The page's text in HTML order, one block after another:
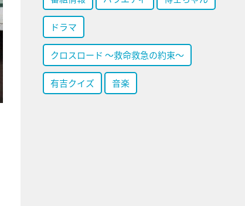
ドラマ
クロスロード ～救命救急の約束～
有吉クイズ 音楽